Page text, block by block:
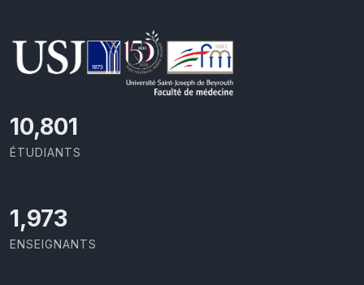
11,418
ÉTUDIANTS
2,086
ENSEIGNANTS